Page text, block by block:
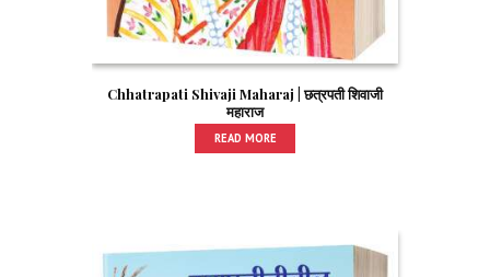
Chhatrapati Shivaji Maharaj | छत्रपती शिवाजी
महाराज
READ MORE